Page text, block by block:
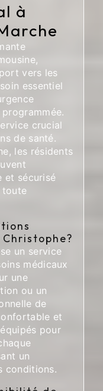
à
vers les
essentiel
crucial
de santé.
les résidents
et sécurisé
toute
un service
médicaux
une
ou un
de
et
pour
un
conditions.